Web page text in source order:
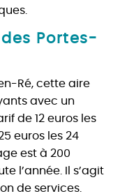
Portes-
Ré, cette aire
avec un
de 12 euros les
euros les 24
est à 200
l’année. Il s’agit
de services.